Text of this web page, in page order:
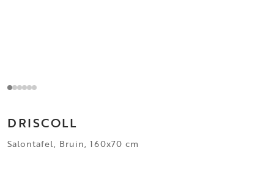
DRISCOLL
Salontafel, Bruin, 160x70 cm